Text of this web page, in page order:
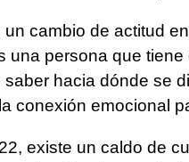
un cambio de actitud
una persona que
saber hacia dónde se
conexión emocional
existe un caldo de